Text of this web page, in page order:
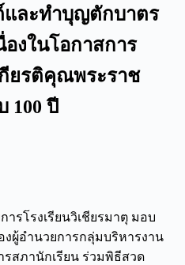
ละทำบุญตักบาตร
งในโอกาสการ
ยรติคุณพระราช
100 ปี
รโรงเรียนวิเชียรมาตุ มอบ
งผู้อำนวยการกลุ่มบริหารงาน
สภานักเรียน ร่วมพิธีสวด